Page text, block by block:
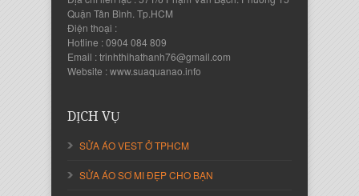
Nguyễn Thanh Sang
Quận Tân Bình. Tp.HCM
Điện thoại :
Hotline : 0904 084 809
Email : trinhthihathanh76@gmail.com
Website : www.suaquanao.info
DỊCH VỤ
SỬA ÁO VEST Ở TPHCM
SỬA ÁO SƠ MI ĐẸP CHO BẠN